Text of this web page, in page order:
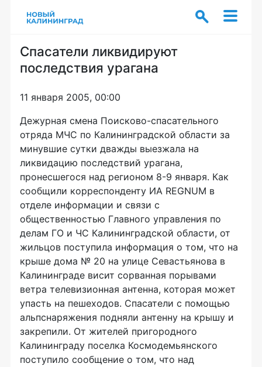
Спасатели ликвидируют
последствия урагана
11 января 2005, 00:00
Дежурная смена Поисково-спасательного
отряда МЧС по Калининградской области за
минувшие сутки дважды выезжала на
ликвидацию последствий урагана,
пронесшегося над регионом 8-9 января. Как
сообщили корреспонденту ИА REGNUM в
отделе информации и связи с
общественностью Главного управления по
делам ГО и ЧС Калининградской области, от
жильцов поступила информация о том, что на
крыше дома № 20 на улице Севастьянова в
Калининграде висит сорванная порывами
ветра телевизионная антенна, которая может
упасть на пешеходов. Спасатели с помощью
альпснаряжения подняли антенну на крышу и
закрепили. От жителей пригородного
Калининграду поселка Космодемьянского
поступило сообщение о том, что над